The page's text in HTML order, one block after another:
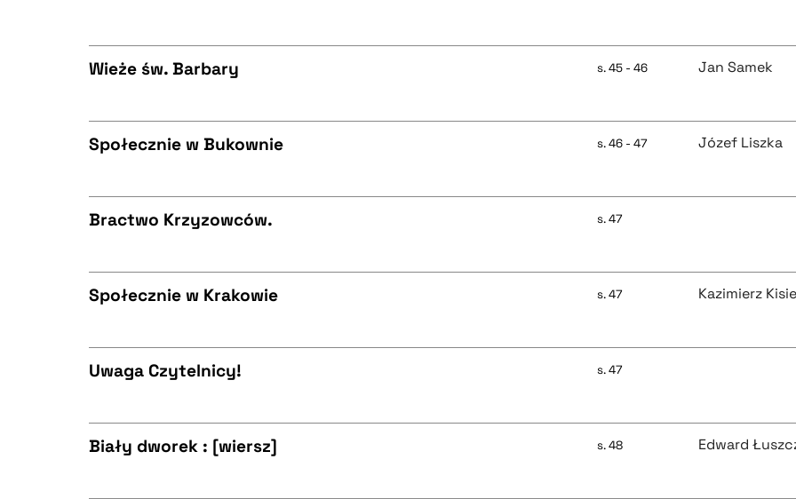
BIBTEX
BIBTEX
BIBTEX
Wieże św. Barbary s. 45 - 46 Jan Samek
BIBTEX
Społecznie w Bukownie s. 46 - 47 Józef Liszka
BIBTEX
Bractwo Krzyzowców. s. 47
BIBTEX
Społecznie w Krakowie s. 47 Kazimierz
Uwaga Czytelnicy! s. 47
Biały dworek : [wiersz] s. 48 Edward